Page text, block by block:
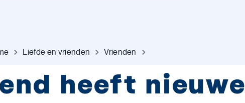
Liefde en vrienden Vrienden
heeft nieuwe